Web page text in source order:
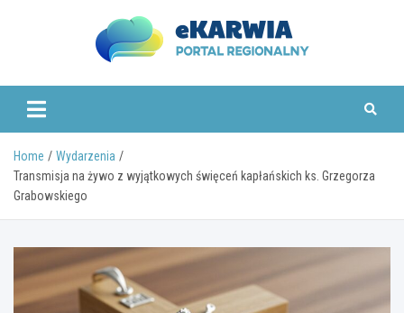
www.ekarwia.pl
Home
Wydarzenia
Transmisja na żywo z wyjątkowych święceń kapłańskich ks. Grzegorza
Grabowskiego